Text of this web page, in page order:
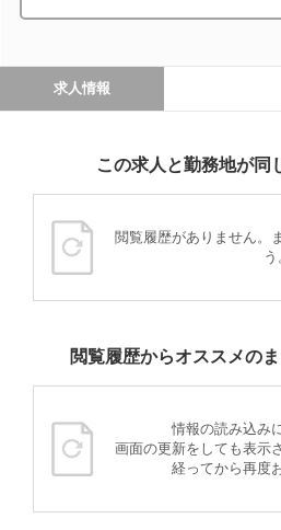
求人情報
この求人と勤務地が同
閲覧履歴がありません。
う
閲覧履歴からオススメの
情報の読み込み
画面の更新をしても表示
経ってから再度